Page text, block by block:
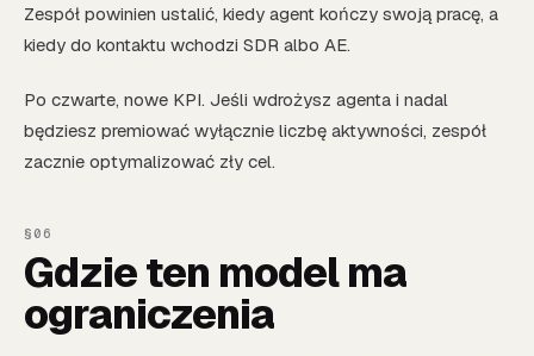
Zespół powinien ustalić, kiedy agent kończy swoją pracę, a
kiedy do kontaktu wchodzi SDR albo AE.
Po czwarte, nowe KPI. Jeśli wdrożysz agenta i nadal
będziesz premiować wyłącznie liczbę aktywności, zespół
zacznie optymalizować zły cel.
Gdzie ten model ma
ograniczenia